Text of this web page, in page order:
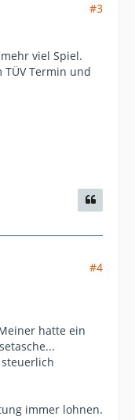
#3
viel Spiel.
Termin und
#4
hatte ein
immer lohnen.